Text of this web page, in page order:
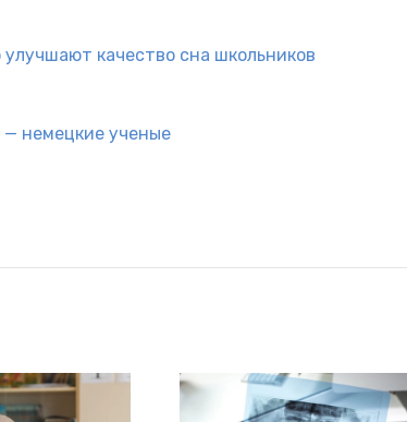
качество сна школьников
— немецкие ученые